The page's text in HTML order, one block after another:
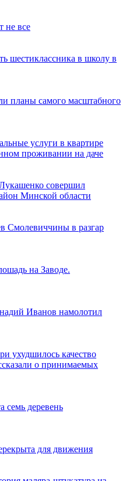
не все
шестиклассника в школу в
планы самого масштабного
услуги в квартире
проживании на даче
совершил
Минской области
Смолевиччины в разгар
на Заводе.
Иванов намолотил
ухудшилось качество
о принимаемых
семь деревень
для движения